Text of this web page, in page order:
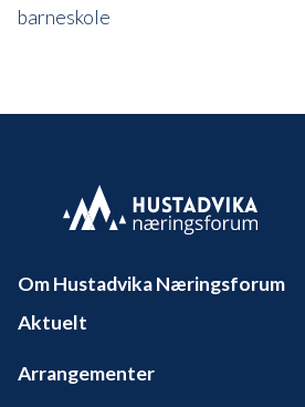
barneskole
Om Hustadvika Næringsforum
Aktuelt
Arrangementer